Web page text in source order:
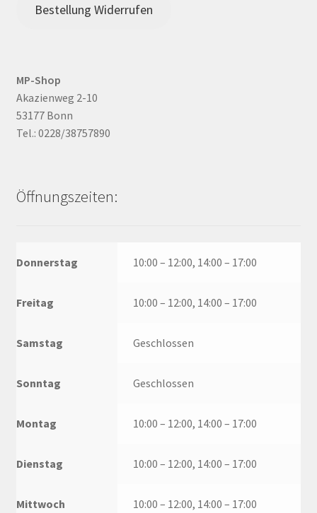
Bestellung Widerrufen
MP-Shop
Akazienweg 2-10
53177 Bonn
Tel.: 0228/38757890
Öffnungszeiten:
Donnerstag 10:00 – 12:00, 14:00 – 17:00
Freitag 10:00 – 12:00, 14:00 – 17:00
Samstag Geschlossen
Sonntag Geschlossen
Montag 10:00 – 12:00, 14:00 – 17:00
Dienstag 10:00 – 12:00, 14:00 – 17:00
Mittwoch 10:00 – 12:00, 14:00 – 17:00